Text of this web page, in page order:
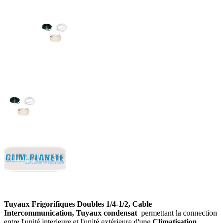
Tuyaux Frigorifiques Doubles 1/4-1/2, Cable
Intercommunication, Tuyaux condensat permettant la connection